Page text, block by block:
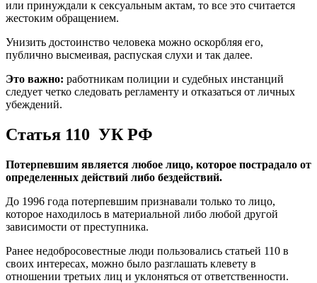
или принуждали к сексуальным актам, то все это считается
жестоким обращением.
Унизить достоинство человека можно оскорбляя его,
публично высмеивая, распуская слухи и так далее.
Это важно: работникам полиции и судебных инстанций
следует четко следовать регламенту и отказаться от личных
убеждений.
Статья 110 УК РФ
Потерпевшим является любое лицо, которое пострадало от
определенных действий либо бездействий.
До 1996 года потерпевшим признавали только то лицо,
которое находилось в материальной либо любой другой
зависимости от преступника.
Ранее недобросовестные люди пользовались статьей 110 в
своих интересах, можно было разглашать клевету в
отношении третьих лиц и уклоняться от ответственности.